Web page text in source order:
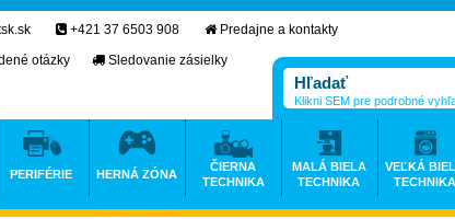
+421 37 6503 908
Predajne a kontakty
otázky
Sledovanie zásielky
Klikni SEM pre podrobné
PERIFÉRIE HERNÁ ZÓNA
ČIERNA
TECHNIKA
MALÁ BIELA
TECHNIKA
VEĽKÁ
TECHNIKA